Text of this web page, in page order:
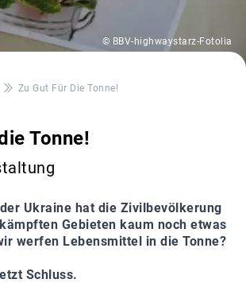
© BBV-highwaystarz-Fotolia
Zu Gut Für Die Tonne!
Tonne!
Ukraine hat die Zivilbevölkerung
Gebieten kaum noch etwas
werfen Lebensmittel in die Tonne?
Schluss.